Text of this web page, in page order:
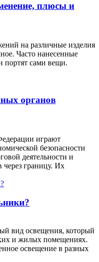
плюсы и
на различные изделия
Часто нанесенные
портят сами вещи.
органов
играют
безопасности
деятельности и
через границу. Их
вид освещения, который
и жилых помещениях.
освещение в разных